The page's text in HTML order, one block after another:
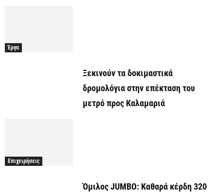
Έργα
Ξεκινούν τα δοκιμαστικά
δρομολόγια στην επέκταση του
μετρό προς Καλαμαριά
Επιχειρήσεις
Όμιλος JUMBO: Καθαρά κέρδη 320